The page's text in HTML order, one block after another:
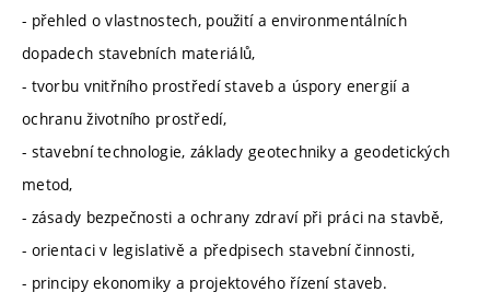
- přehled o vlastnostech, použití a environmentálních
dopadech stavebních materiálů,
- tvorbu vnitřního prostředí staveb a úspory energií a
ochranu životního prostředí,
- stavební technologie, základy geotechniky a geodetických
metod,
- zásady bezpečnosti a ochrany zdraví při práci na stavbě,
- orientaci v legislativě a předpisech stavební činnosti,
- principy ekonomiky a projektového řízení staveb.